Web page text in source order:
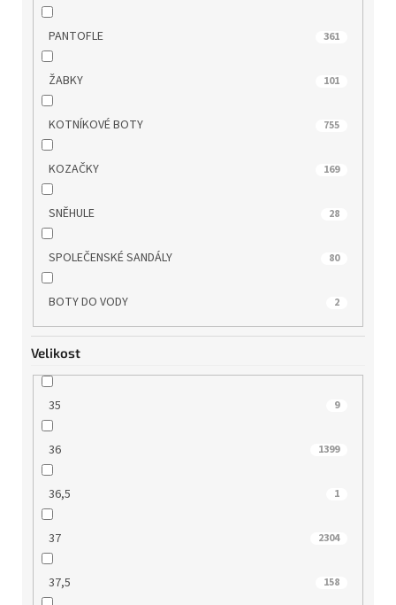
WONDERS
ZAXY
PANTOFLE 361
ŽABKY 101
KOTNÍKOVÉ BOTY 755
KOZAČKY 169
SNĚHULE 28
SPOLEČENSKÉ SANDÁLY 80
BOTY DO VODY 2
Velikost
35 9
36 1399
36,5 1
37 2304
37,5 158